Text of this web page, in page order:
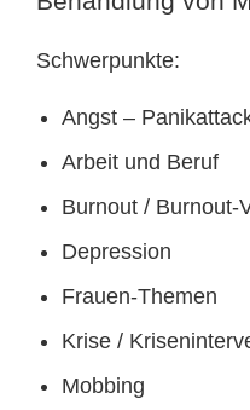
Schwerpunkte:
Angst –
Arbeit und Beruf
Burnout / Burnout-
Depression
Frauen-Themen
Krise /
Mobbing